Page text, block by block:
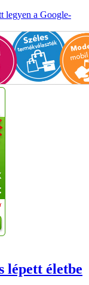
legyen a Google-
lépett életbe